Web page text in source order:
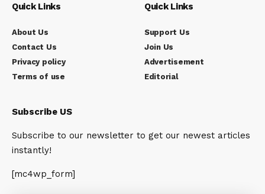
Quick Links
About Us
Contact Us
Privacy policy
Terms of use
Quick Links
Support Us
Join Us
Advertisement
Editorial
Subscribe US
Subscribe to our newsletter to get our newest articles
instantly!
[mc4wp_form]